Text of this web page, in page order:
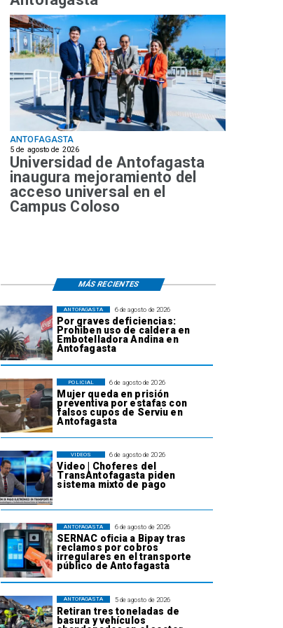
ANTOFAGASTA
5 de agosto de 2026
Universidad de Antofagasta
inaugura mejoramiento del
acceso universal en el
Campus Coloso
6 de agosto de 2026
Por graves deficiencias:
Prohiben uso de caldera en
Embotelladora Andina en
Antofagasta
ANTOFAGASTA
6 de agosto de 2026
Mujer queda en prisión
preventiva por estafas con
falsos cupos de Serviu en
Antofagasta
POLICIAL
6 de agosto de 2026
Video | Choferes del
TransAntofagasta piden
sistema mixto de pago
VIDEOS
6 de agosto de 2026
SERNAC oficia a Bipay tras
reclamos por cobros
irregulares en el transporte
público de Antofagasta
ANTOFAGASTA
5 de agosto de 2026
Retiran tres toneladas de
basura y vehículos
ANTOFAGASTA
MÁS RECIENTES